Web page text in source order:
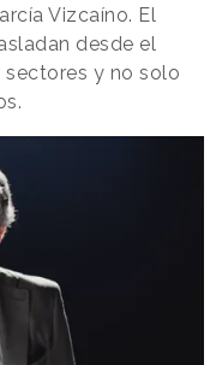
Vizcaíno. El
desde el
y no solo